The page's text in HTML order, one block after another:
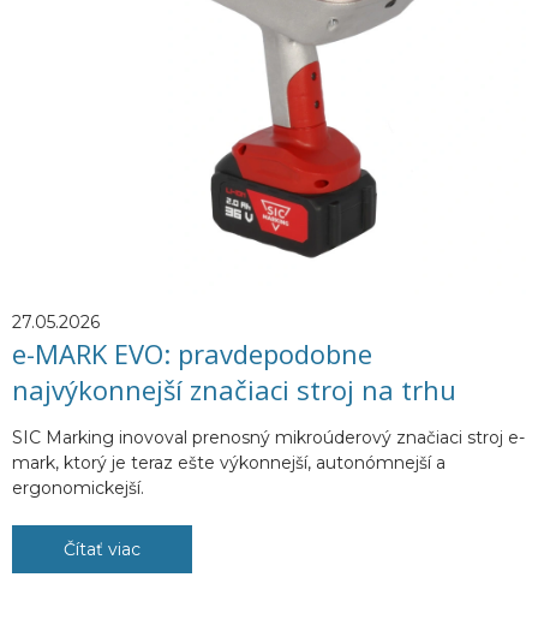
27.05.2026
e-MARK EVO: pravdepodobne
najvýkonnejší značiaci stroj na trhu
SIC Marking inovoval prenosný mikroúderový značiaci stroj e-
mark, ktorý je teraz ešte výkonnejší, autonómnejší a
ergonomickejší.
Čítať viac